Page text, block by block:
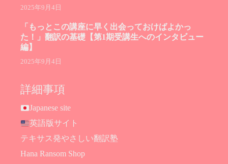
2025年9月4日
「もっとこの講座に早く出会っておけばよかっ
た！」翻訳の基礎【第1期受講生へのインタビュー
編】
2025年9月4日
詳細事項
Japanese site
英語版サイト
テキサス発やさしい翻訳塾
Hana Ransom Shop